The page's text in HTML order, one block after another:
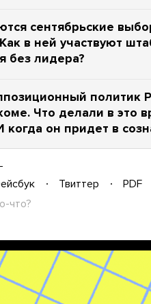
сентябрьские
в ней участвуют
без лидера?
политик
Что делали в это
когда он придет в
Твиттер PDF
что?